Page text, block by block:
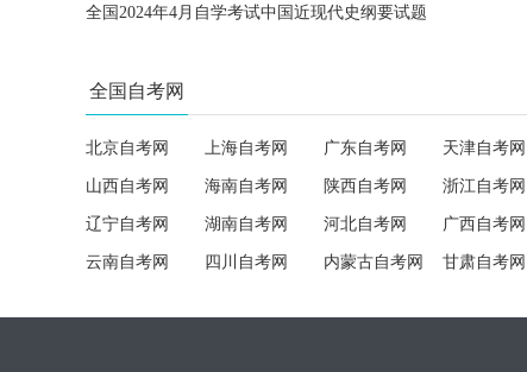
全国2024年4月自学考试中国近现代史纲要试题
全国自考网
北京自考网 上海自考网 广东自考网 天津自考网
山西自考网 海南自考网 陕西自考网 浙江自考网
辽宁自考网 湖南自考网 河北自考网 广西自考网
云南自考网 四川自考网 内蒙古自考网 甘肃自考网